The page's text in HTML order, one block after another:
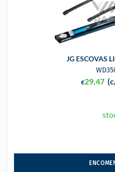
JG ESCOVAS
€29,47